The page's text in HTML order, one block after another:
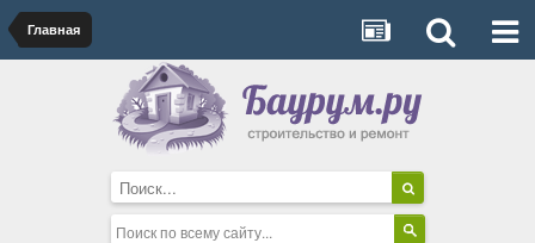
Главная